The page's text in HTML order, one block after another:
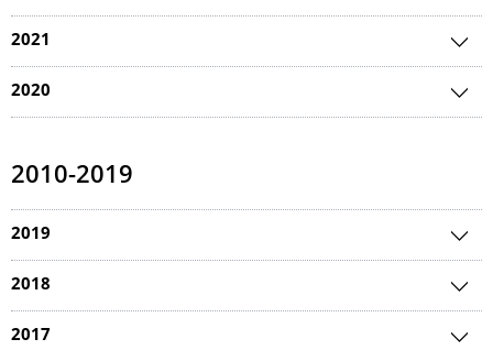
2021
2020
2010-2019
2019
2018
2017